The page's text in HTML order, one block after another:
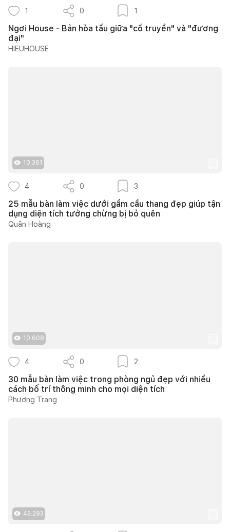
1 0 1
Ngơi House - Bản hòa tấu giữa "cổ truyền" và "đương
đại"
HIEUHOUSE
10.361
4 0 3
25 mẫu bàn làm việc dưới gầm cầu thang đẹp giúp tận
dụng diện tích tưởng chừng bị bỏ quên
Quân Hoàng
10.608
4 0 2
30 mẫu bàn làm việc trong phòng ngủ đẹp với nhiều
cách bố trí thông minh cho mọi diện tích
Phương Trang
43.293